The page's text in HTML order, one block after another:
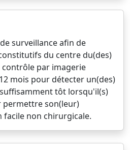
surveillance afin de
du centre du(des)
contrôle par imagerie
mois pour détecter un(des)
tôt lorsqu'il(s)
permettre son(leur)
facile non chirurgicale.